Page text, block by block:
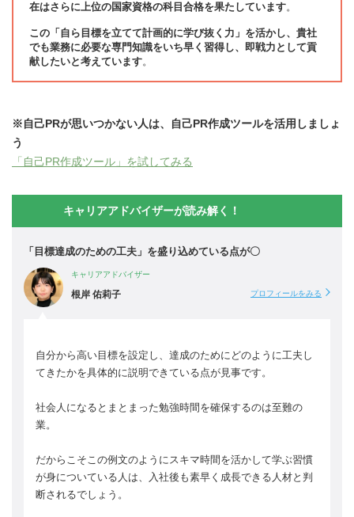
在はさらに上位の国家資格の科目合格を果たしています。
この「自ら目標を立てて計画的に学び抜く力」を活かし、貴社
でも業務に必要な専門知識をいち早く習得し、即戦力として貢
献したいと考えています。
※自己PRが思いつかない人は、自己PR作成ツールを活用しましょ
う
「自己PR作成ツール」を試してみる
キャリアアドバイザーが読み解く！
「目標達成のための工夫」を盛り込めている点が〇
キャリアアドバイザー
根岸 佑莉子 プロフィールをみる
自分から高い目標を設定し、達成のためにどのように工夫し
てきたかを具体的に説明できている点が見事です。
社会人になるとまとまった勉強時間を確保するのは至難の
業。
だからこそこの例文のようにスキマ時間を活かして学ぶ習慣
が身についている人は、入社後も素早く成長できる人材と判
断されるでしょう。